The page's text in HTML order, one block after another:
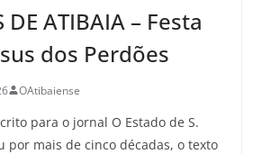
DE ATIBAIA – Festa
dos Perdões
OAtibaiense
para o jornal O Estado de S.
por mais de cinco décadas, o texto